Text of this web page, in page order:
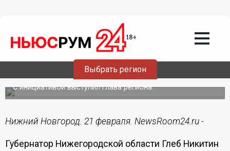
Выбрать регион
21.02.202408:30
Детский яхт-клуб может появиться
при «Школе 800» на Автозаводе
С инициативой выступил глава региона.
Нижний Новгород. 21 февраля. NewsRoom24.ru -
Губернатор Нижегородской области Глеб Никитин